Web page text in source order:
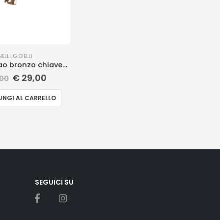
,GIOIELLI
Anello acciao bronzo chiavetta
€ 29,00
AL CARRELLO
SEGUICI SU